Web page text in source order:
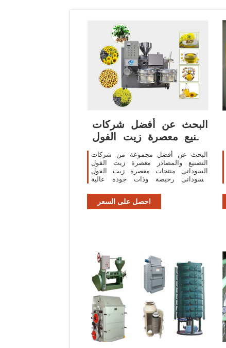
البحث عن أفضل شركات
تصنيع معصرة زيت الفول
السوداني ومعصرة
البحث عن أفضل مجموعة من شركات
التصنيع والمصادر معصرة زيت الفول
السوداني منتجات معصرة زيت الفول
السوداني رخيصة وذات جودة عالية
احصل على السعر